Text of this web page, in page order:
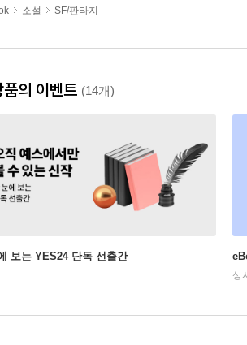
소설 SF/판타지
품의 이벤트 (14개)
보는 YES24 단독 선출간
상